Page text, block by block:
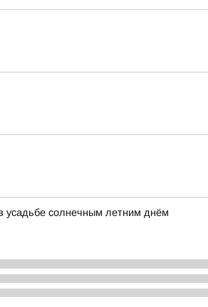
усадьбе солнечным летним днём